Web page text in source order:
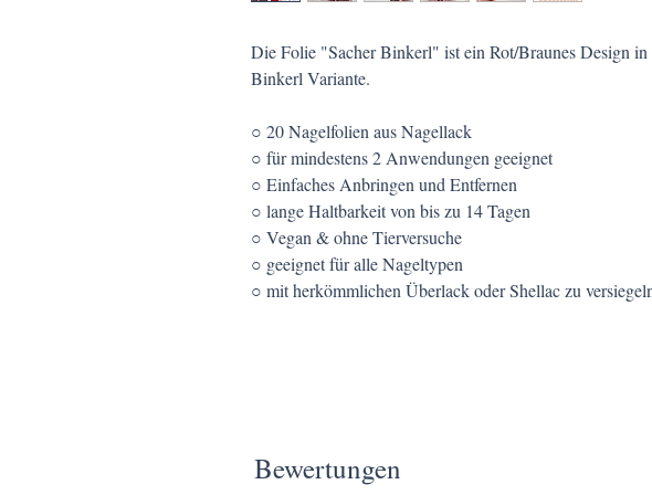
Die Folie "Sacher Binkerl" ist ein Rot/Braunes Design in
Binkerl Variante.
○ 20 Nagelfolien aus Nagellack
○ für mindestens 2 Anwendungen geeignet
○ Einfaches Anbringen und Entfernen
○ lange Haltbarkeit von bis zu 14 Tagen
○ Vegan & ohne Tierversuche
○ geeignet für alle Nageltypen
○ mit herkömmlichen Überlack oder Shellac zu
Bewertungen